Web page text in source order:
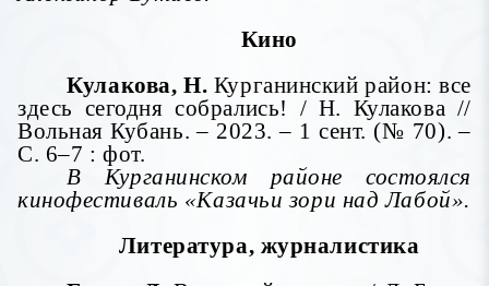
Кино
Кулакова, Н. Курганинский район: все
здесь сегодня собрались! / Н. Кулакова //
Вольная Кубань. – 2023. – 1 сент. (№ 70). –
С. 6–7 : фот.
В Курганинском районе состоялся
кинофестиваль «Казачьи зори над Лабой».
Литература, журналистика